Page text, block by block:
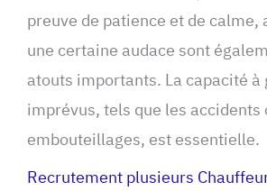
preuve de patience et de calme,
une certaine audace sont
atouts importants. La capacité à
imprévus, tels que les accidents
embouteillages, est essentielle.
Recrutement plusieurs